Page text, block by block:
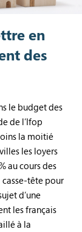
en
des
le budget des
de l’Ifop
la moitié
les loyers
au cours des
casse-tête pour
d’une
les français
à la